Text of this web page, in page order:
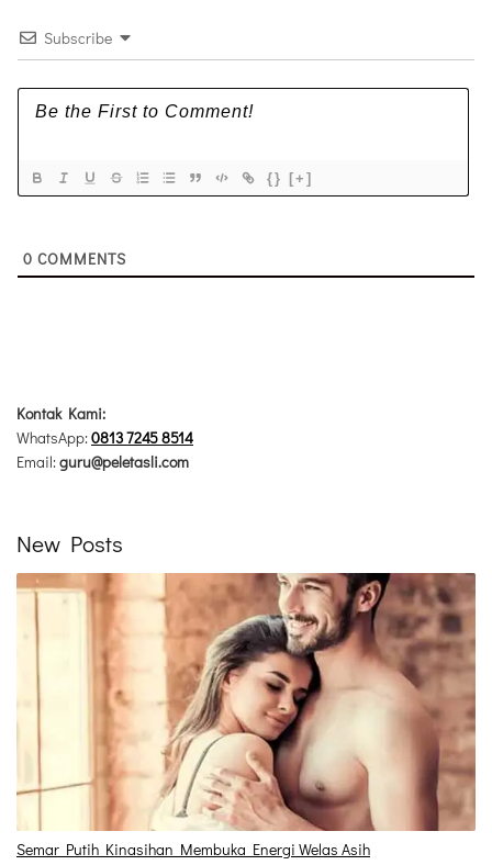
Subscribe
{} [+]
0 COMMENTS
Kontak Kami:
WhatsApp:0813 7245 8514
Email:guru@peletasli.com
New Posts
Semar Putih Kinasihan Membuka Energi Welas Asih